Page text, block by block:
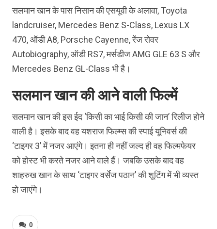
सलमान खान के पास निसान की एसयूवी के अलावा, Toyota
landcruiser, Mercedes Benz S-Class, Lexus LX
470, ऑडी A8, Porsche Cayenne, रेंज रोवर
Autobiography, ऑडी RS7, मर्सडीज AMG GLE 63 S और
Mercedes Benz GL-Class भी है।
सलमान खान की आने वाली फ‍िल्‍में
सलमान खान की इस ईद ‘किसी का भाई किसी की जान’ रिलीज होने
वाली है। इसके बाद वह यशराज फिल्म्स की स्पाई यूनिवर्स की
‘टाइगर 3’ में नजर आएंगे। इतना ही नहीं जल्द ही वह फिल्मफेयर
को होस्ट भी करते नजर आने वाले हैं। जबक‍ि उसके बाद वह
शाहरुख खान के साथ ‘टाइगर वर्सेज पठान’ की शूटिंग में भी व्‍यस्‍त
हो जाएंगे।
0